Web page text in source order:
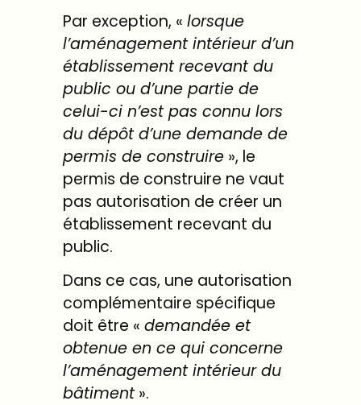
Par exception, «lorsque
l’aménagement intérieur d’un
établissement recevant du
public ou d’une partie de
celui-ci n’est pas connu lors
du dépôt d’une demande de
permis de construire », le
permis de construire ne vaut
pas autorisation de créer un
établissement recevant du
public.
Dans ce cas, une autorisation
complémentaire spécifique
doit être «demandée et
obtenue en ce qui concerne
l’aménagement intérieur du
bâtiment».